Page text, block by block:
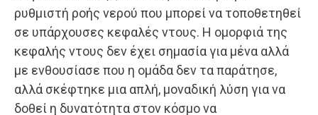
ρυθμιστή ροής νερού που μπορεί να τοποθετηθεί
σε υπάρχουσες κεφαλές ντους. Η ομορφιά της
κεφαλής ντους δεν έχει σημασία για μένα αλλά
με ενθουσίασε που η ομάδα δεν τα παράτησε,
αλλά σκέφτηκε μια απλή, μοναδική λύση για να
δοθεί η δυνατότητα στον κόσμο να